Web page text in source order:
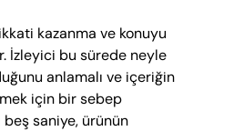
kazanma ve konuyu
İzleyici bu sürede neyle
anlamalı ve içeriğin
için bir sebep
beş saniye, ürünün